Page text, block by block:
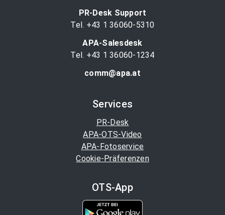
PR-Desk Support
Tel. +43 1 36060-5310
APA-Salesdesk
Tel. +43 1 36060-1234
comm@apa.at
Services
PR-Desk
APA-OTS-Video
APA-Fotoservice
Cookie-Präferenzen
OTS-App